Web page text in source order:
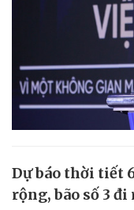
Dự báo thời tiết
rộng, bão số 3